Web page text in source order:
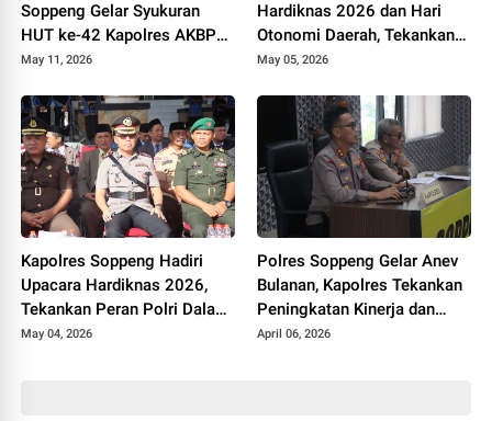
Soppeng Gelar Syukuran
HUT ke-42 Kapolres AKBP
Aditya Pradana
May 11, 2026
Hardiknas 2026 dan Hari
Otonomi Daerah, Tekankan
Kolaborasi dan Peningkatan
May 05, 2026
Kapolres Soppeng Hadiri
Upacara Hardiknas 2026,
Tekankan Peran Polri Dalam
Dukungan Pendidikan
May 04, 2026
Polres Soppeng Gelar Anev
Bulanan, Kapolres Tekankan
Peningkatan Kinerja dan
Pelayanan
April 06, 2026